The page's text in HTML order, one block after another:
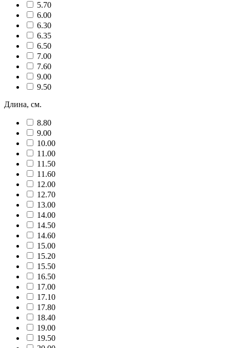
5.70
6.00
6.30
6.35
6.50
7.00
7.60
9.00
9.50
Длина, см.
8.80
9.00
10.00
11.00
11.50
11.60
12.00
12.70
13.00
14.00
14.50
14.60
15.00
15.20
15.50
16.50
17.00
17.10
17.80
18.40
19.00
19.50